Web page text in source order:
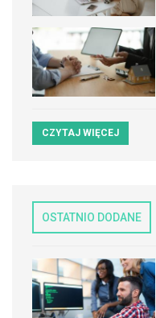
CZYTAJ WIĘCEJ
OSTATNIO DODANE